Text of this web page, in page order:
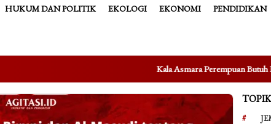
HUKUM DAN POLITIK EKOLOGI EKONOMI PENDIDIKAN
Kala Asmara Perempuan Butuh Ruang Aman: Refleksi